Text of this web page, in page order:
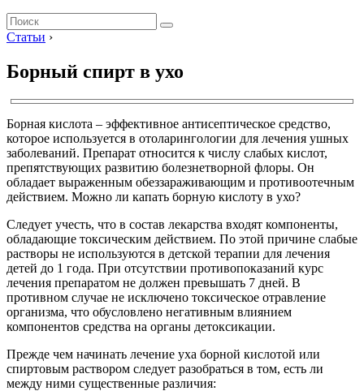
Статьи ›
Борный спирт в ухо
Борная кислота – эффективное антисептическое средство,
которое используется в отоларингологии для лечения ушных
заболеваний. Препарат относится к числу слабых кислот,
препятствующих развитию болезнетворной флоры. Он
обладает выраженным обеззараживающим и противоотечным
действием. Можно ли капать борную кислоту в ухо?
Следует учесть, что в состав лекарства входят компоненты,
обладающие токсическим действием. По этой причине слабые
растворы не используются в детской терапии для лечения
детей до 1 года. При отсутствии противопоказаний курс
лечения препаратом не должен превышать 7 дней. В
противном случае не исключено токсическое отравление
организма, что обусловлено негативным влиянием
компонентов средства на органы детоксикации.
Прежде чем начинать лечение уха борной кислотой или
спиртовым раствором следует разобраться в том, есть ли
между ними существенные различия: